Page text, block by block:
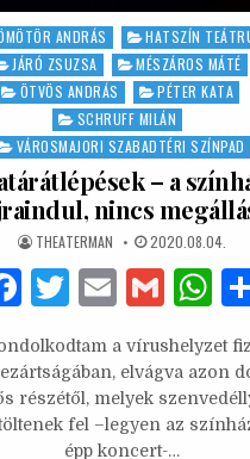
ANDRÁS
HATSZÍN
JÁRÓ ZSUZSA
MÉSZÁROS MÁTÉ
ÖTVÖS ANDRÁS
PÉTER KATA
SCHRUFF MILÁN
VÁROSMAJORI SZABADTÉRI SZÍNPAD
– a
nincs
AUTHOR:
THEATERMAN PUBLISHED
DATE:
2020.08.04.
F
c
e
b
T
it
te
r
E
ai
l
G
ai
l
W
at
s
A
a vírushelyzet
elvágva azon
részétől, melyek
fel –legyen az
épp koncert-…